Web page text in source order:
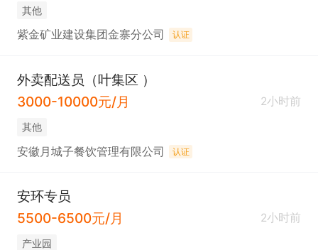
其他
紫金矿业建设集团金寨分公司 认证
外卖配送员（叶集区 ）
3000-10000元/月
2小时前
其他
安徽月城子餐饮管理有限公司 认证
安环专员
5500-6500元/月
2小时前
产业园